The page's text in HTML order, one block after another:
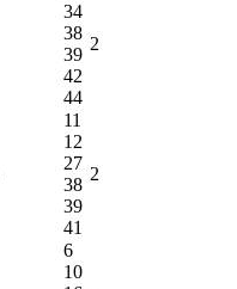
34
38
39
42
44
2
11
12
27
38
39
41
2
6
10